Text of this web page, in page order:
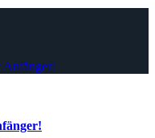
Anfänger!